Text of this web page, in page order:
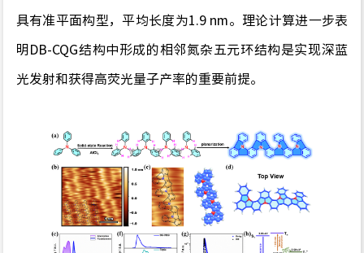
具有准平面构型，平均长度为1.9 nm。 理论计算进一步表
明 DB-CQG结构中形成的相邻氮杂五元环结构是实现深蓝
光发射和获得高荧光量子产率的重要前提。